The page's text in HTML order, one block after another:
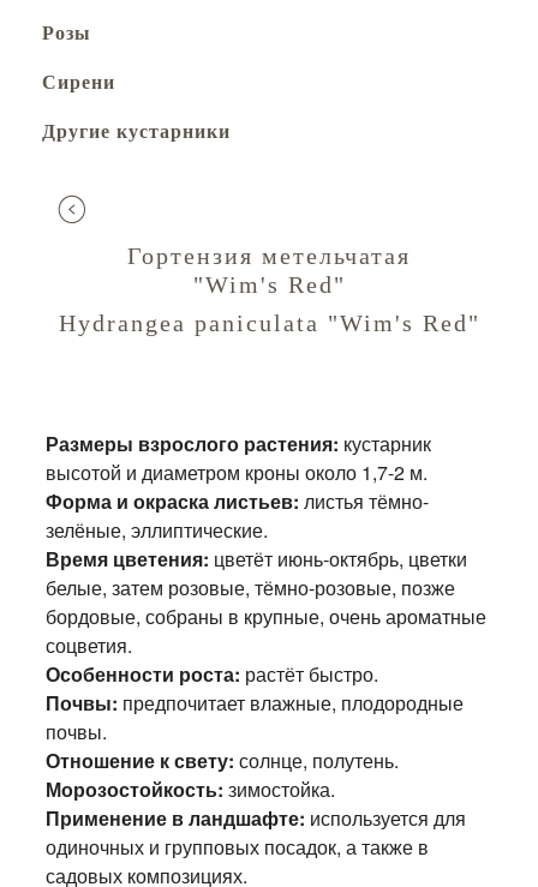
Розы
Сирени
Другие кустарники
Гортензия метельчатая
"Wim's Red"
Hydrangea paniculata "Wim's Red"
Размеры взрослого растения: кустарник
высотой и диаметром кроны около 1,7-2 м.
Форма и окраска листьев: листья тёмно-
зелёные, эллиптические.
Время цветения: цветёт июнь-октябрь, цветки
белые, затем розовые, тёмно-розовые, позже
бордовые, собраны в крупные, очень ароматные
соцветия.
Особенности роста: растёт быстро.
Почвы: предпочитает влажные, плодородные
почвы.
Отношение к свету: солнце, полутень.
Морозостойкость: зимостойка.
Применение в ландшафте: используется для
одиночных и групповых посадок, а также в
садовых композициях.